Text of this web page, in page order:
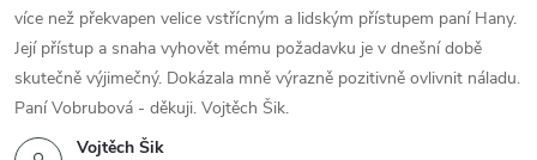
Vojtěch Šik
více než překvapen velice vstřícným a lidským přístupem paní Hany.
Její přístup a snaha vyhovět mému požadavku je v dnešní době
skutečně výjimečný. Dokázala mně výrazně pozitivně ovlivnit náladu.
Paní Vobrubová - děkuji. Vojtěch Šik.